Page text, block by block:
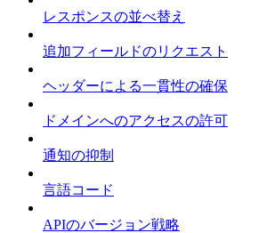
レスポンスの並べ替え
追加フィールドのリクエスト
ヘッダーによる一貫性の確保
ドメインへのアクセスの許可
通知の抑制
言語コード
APIのバージョン戦略